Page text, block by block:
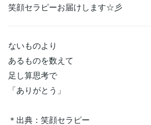
笑顔セラピーお届けします☆彡
ないものより
あるものを数えて
足し算思考で
「ありがとう」
＊出典：笑顔セラピー